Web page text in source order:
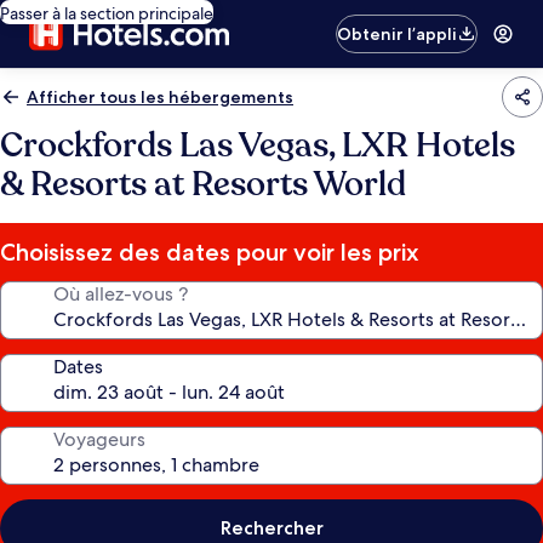
Passer à la section principale
Obtenir l’appli
Afficher tous les hébergements
Crockfords Las Vegas, LXR Hotels
& Resorts at Resorts World
Choisissez des dates pour voir les prix
Où allez-vous ?
Dates
Voyageurs
Rechercher